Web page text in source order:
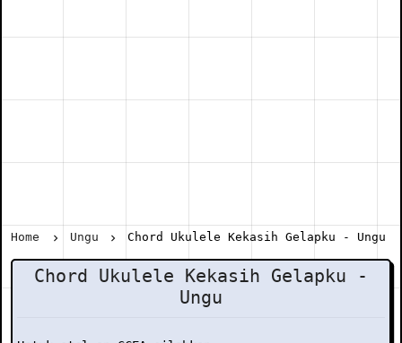
Home Ungu Chord Ukulele Kekasih Gelapku - Ungu
Chord Ukulele Kekasih Gelapku -
Ungu